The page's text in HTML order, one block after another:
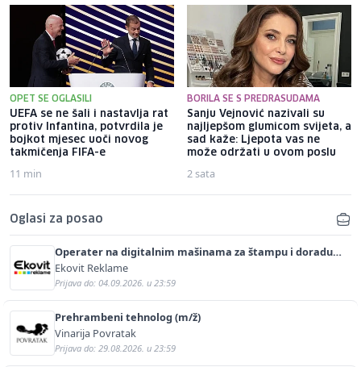
OPET SE OGLASILI
UEFA se ne šali i nastavlja rat
protiv Infantina, potvrdila je
bojkot mjesec uoči novog
takmičenja FIFA-e
11 min
BORILA SE S PREDRASUDAMA
Sanju Vejnović nazivali su
najljepšom glumicom svijeta, a
sad kaže: Ljepota vas ne
može održati u ovom poslu
2 sata
Oglasi za posao
Operater na digitalnim mašinama za štampu i doradu
(m/ž)
Ekovit Reklame
Prijava do: 04.09.2026. u 23:59
Prehrambeni tehnolog (m/ž)
Vinarija Povratak
Prijava do: 29.08.2026. u 23:59